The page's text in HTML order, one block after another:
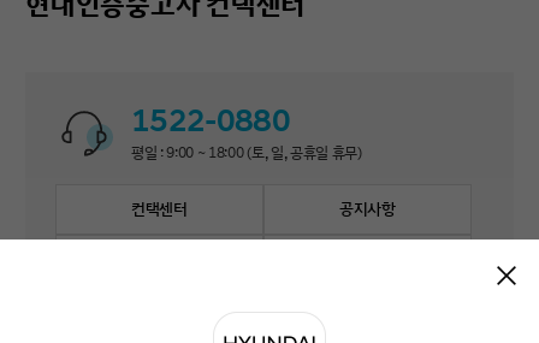
1522-0880
평일 : 9:00 ~ 18:00 (토, 일, 공휴일 휴무)
컨택센터 공지사항